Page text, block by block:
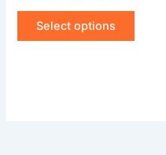
Select options
page